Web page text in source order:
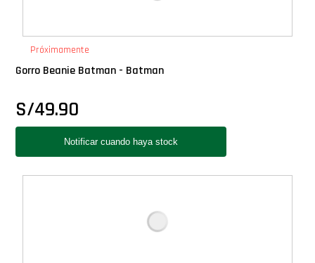
Próximamente
Gorro Beanie Batman - Batman
S/49.90